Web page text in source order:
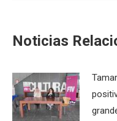
Noticias